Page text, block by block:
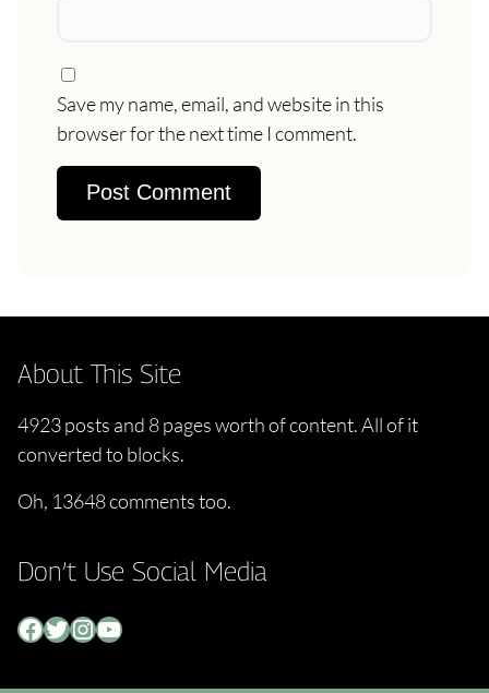
Save my name, email, and website in this
browser for the next time I comment.
About This Site
4923 posts and 8 pages worth of content. All of it
converted to blocks.
Oh, 13648 comments too.
Don’t Use Social Media
Facebook Twitter InstagramYouTube